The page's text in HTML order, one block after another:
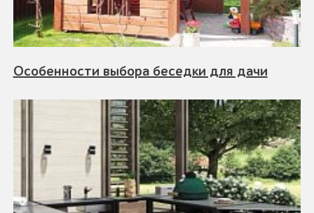
Особенности выбора беседки для дачи